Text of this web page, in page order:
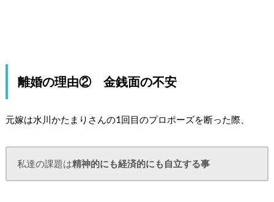
離婚の理由② 金銭面の不安
元嫁は水川かたまりさんの1回目のプロポーズを断った際、
私達の課題は精神的にも経済的にも自立する事